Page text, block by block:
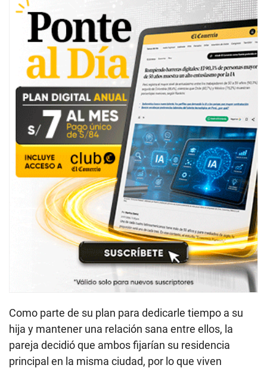
Como parte de su plan para dedicarle tiempo a su
hija y mantener una relación sana entre ellos, la
pareja decidió que ambos fijarían su residencia
principal en la misma ciudad, por lo que viven